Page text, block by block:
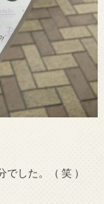
した。（ 笑 ）